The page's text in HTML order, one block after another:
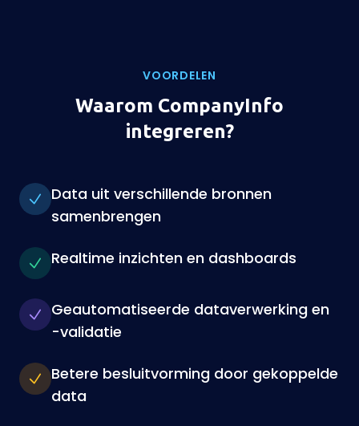
VOORDELEN
Waarom CompanyInfo
integreren?
Data uit verschillende bronnen
samenbrengen
Realtime inzichten en dashboards
Geautomatiseerde dataverwerking en
-validatie
Betere besluitvorming door gekoppelde
data